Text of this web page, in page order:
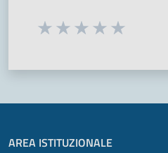
Seleziona una
AREA ISTITUZIONALE